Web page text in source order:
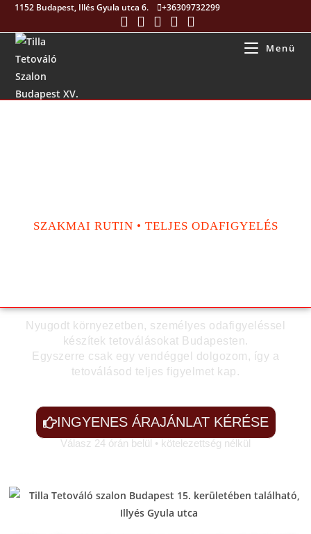
1152 Budapest, Illés Gyula utca 6. +36309732299
Menü
SZAKMAI RUTIN • TELJES ODAFIGYELÉS
Nyugodt környezetben, személyes odafigyeléssel
készítek tetoválásokat Budapesten.
Egyszerre csak egy vendéggel dolgozom, így a
tetoválásod teljes figyelmet kap.
INGYENES ÁRAJÁNLAT KÉRÉSE
Válasz 24 órán belül • kötelezettség nélkül